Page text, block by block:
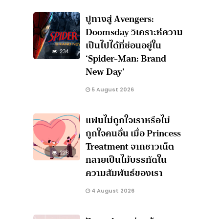
234
ปูทางสู่ Avengers:
Doomsday วิเคราะห์ความ
เป็นไปได้ที่ซ่อนอยู่ใน
‘Spider-Man: Brand
New Day’
5 August 2026
228
แฟนไม่ถูกใจเราหรือไม่
ถูกใจคนอื่น เมื่อ Princess
Treatment จากชาวเน็ต
กลายเป็นไม้บรรทัดใน
ความสัมพันธ์ของเรา
4 August 2026